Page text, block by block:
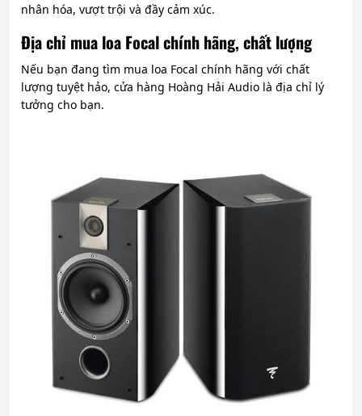
nhân hóa, vượt trội và đầy cảm xúc.
Địa chỉ mua loa Focal chính hãng, chất lượng
Nếu bạn đang tìm mua loa Focal chính hãng với chất
lượng tuyệt hảo, cửa hàng Hoàng Hải Audio là địa chỉ lý
tưởng cho bạn.